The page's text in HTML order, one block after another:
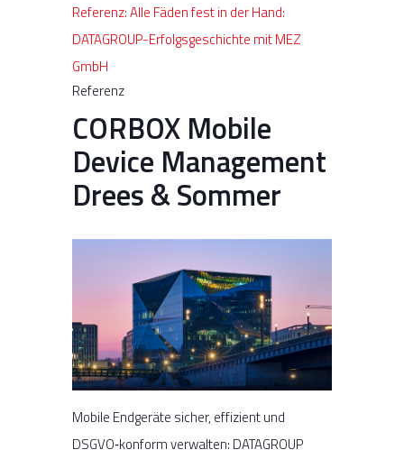
Referenz: Alle Fäden fest in der Hand:
DATAGROUP-Erfolgsgeschichte mit MEZ
GmbH
Referenz
CORBOX Mobile
Device Management
Drees & Sommer
Mobile Endgeräte sicher, effizient und
DSGVO‑konform verwalten: DATAGROUP